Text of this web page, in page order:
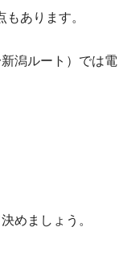
あります。
潟ルート）では電
めましょう。